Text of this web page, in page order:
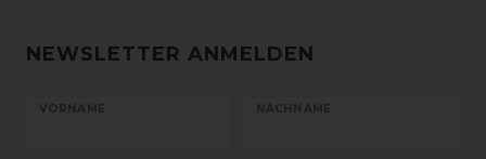
NEWSLETTER ANMELDEN
VORNAME NACHNAME